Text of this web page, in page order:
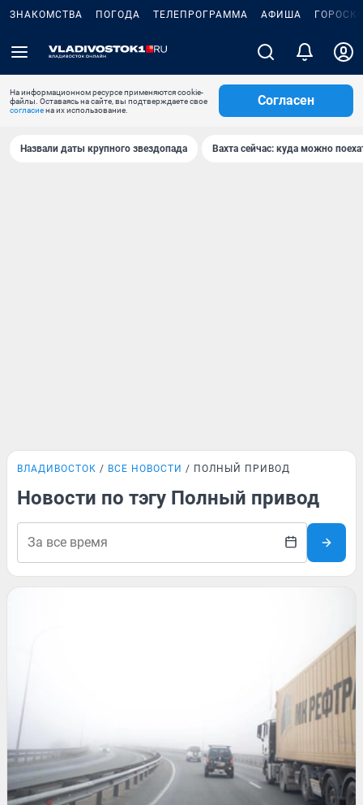
ЗНАКОМСТВА ПОГОДА ТЕЛЕПРОГРАММА АФИША
На информационном ресурсе применяются cookie-
файлы. Оставаясь на сайте, вы подтверждаете свое
согласиена их использование.
Согласен
Назвали даты крупного звездопада Вахта сейчас: куда можно
ВЛАДИВОСТОК ВСЕ НОВОСТИ ПОЛНЫЙ ПРИВОД
Новости по тэгу Полный привод